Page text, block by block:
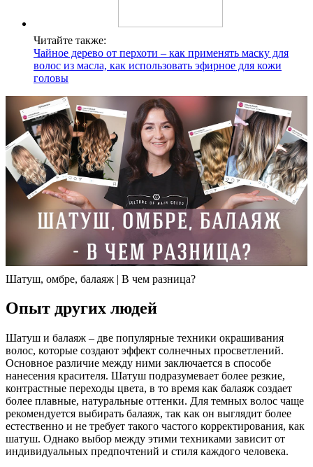
Читайте также:
Чайное дерево от перхоти – как применять маску для
волос из масла, как использовать эфирное для кожи
головы
Шатуш, омбре, балаяж | В чем разница?
Опыт других людей
Шатуш и балаяж – две популярные техники окрашивания
волос, которые создают эффект солнечных просветлений.
Основное различие между ними заключается в способе
нанесения красителя. Шатуш подразумевает более резкие,
контрастные переходы цвета, в то время как балаяж создает
более плавные, натуральные оттенки. Для темных волос чаще
рекомендуется выбирать балаяж, так как он выглядит более
естественно и не требует такого частого корректирования, как
шатуш. Однако выбор между этими техниками зависит от
индивидуальных предпочтений и стиля каждого человека.